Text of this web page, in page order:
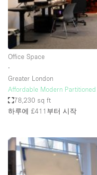
공간 유형
Advertisement Space
Apartment / Loft
Art Gallery
Atelier / Workshop
Boat
Boutique / Shop
Conference Room
Office Space
∙
Greater London
Affordable Modern
78,230 sq ft
하루에 £411 부터 시작